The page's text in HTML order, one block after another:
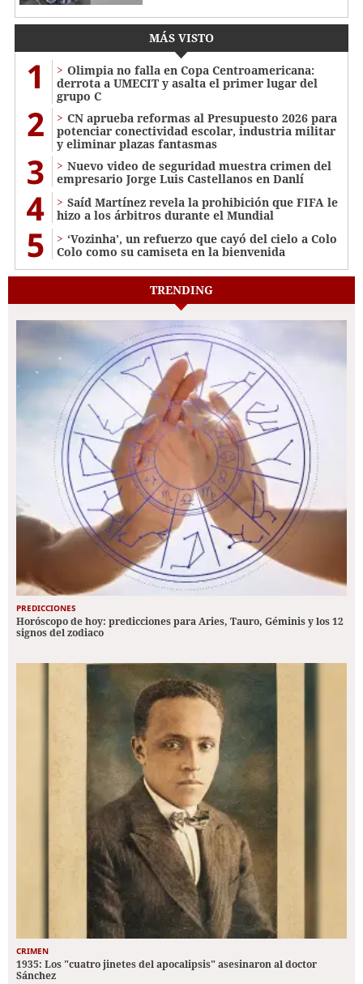
MÁS VISTO
1
Olimpia no falla en Copa Centroamericana:
derrota a UMECIT y asalta el primer lugar del
grupo C
2
CN aprueba reformas al Presupuesto 2026 para
potenciar conectividad escolar, industria militar
y eliminar plazas fantasmas
3
Nuevo video de seguridad muestra crimen del
empresario Jorge Luis Castellanos en Danlí
4
Saíd Martínez revela la prohibición que FIFA le
hizo a los árbitros durante el Mundial
5
‘Vozinha’, un refuerzo que cayó del cielo a Colo
Colo como su camiseta en la bienvenida
TRENDING
PREDICCIONES
Horóscopo de hoy: predicciones para Aries, Tauro, Géminis y los 12
signos del zodiaco
CRIMEN
1935: Los "cuatro jinetes del apocalipsis" asesinaron al doctor
Sánchez